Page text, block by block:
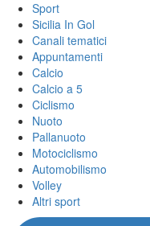
Sport
Sicilia In Gol
Canali tematici
Appuntamenti
Calcio
Calcio a 5
Ciclismo
Nuoto
Pallanuoto
Motociclismo
Automobilismo
Volley
Altri sport